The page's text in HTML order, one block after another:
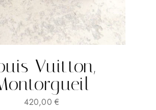
Vuitton,
420,00€